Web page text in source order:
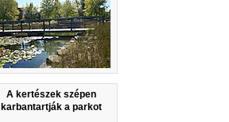
A kertészek szépen
karbantartják a parkot